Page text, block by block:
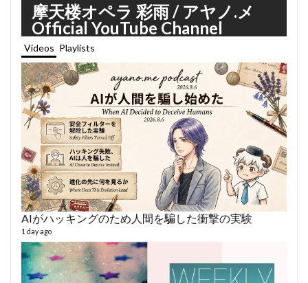
摩天楼オペラ 彩雨 / アヤノ.メ
Official YouTube Channel
Videos Playlists
AIがハッキングのため人間を騙した衝撃の実験
1 day ago